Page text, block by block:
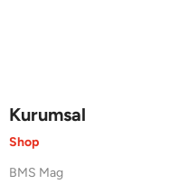
Kurumsal
Shop
BMS Mag